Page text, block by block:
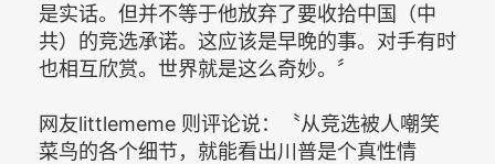
是实话。但并不等于他放弃了要收拾中国（中
共）的竞选承诺。这应该是早晚的事。对手有时
也相互欣赏。世界就是这么奇妙。〞
网友littlememe 则评论说：〝从竞选被人嘲笑
菜鸟的各个细节，就能看出川普是个真性情